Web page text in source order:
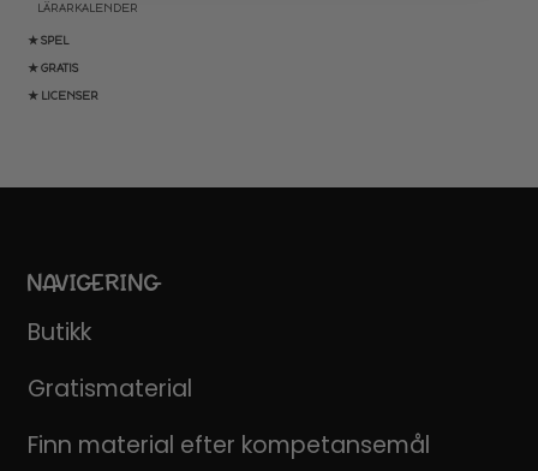
LÄRARKALENDER
★ SPEL
★ GRATIS
★ LICENSER
NAVIGERING
Butikk
Gratismaterial
Finn material efter kompetansemål